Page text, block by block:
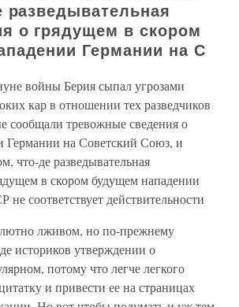
разведывательная
о грядущем в скором
Германии на С
войны Берия сыпал угрозами
кар в отношении тех разведчиков
сообщали тревожные сведения о
Германии на Советский Союз, и
что-де разведывательная
в скором будущем нападении
соответствует действительности
лживом, но по-прежнему
историков утверждении о
потому что легче легкого
и привести ее на страницах